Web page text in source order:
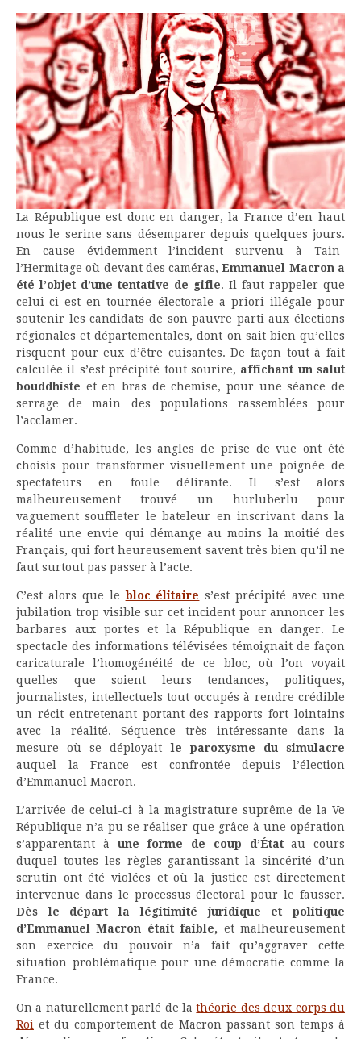
La République est donc en danger, la France d’en haut
nous le serine sans désemparer depuis quelques jours.
En cause évidemment l’incident survenu à Tain-
l’Hermitage où devant des caméras,Emmanuel Macron a
été l’objet d’une tentative de gifle. Il faut rappeler que
celui-ci est en tournée électorale a priori illégale pour
soutenir les candidats de son pauvre parti aux élections
régionales et départementales, dont on sait bien qu’elles
risquent pour eux d’être cuisantes. De façon tout à fait
calculée il s’est précipité tout sourire, affichant un salut
bouddhiste et en bras de chemise, pour une séance de
serrage de main des populations rassemblées pour
l’acclamer.
Comme d’habitude, les angles de prise de vue ont été
choisis pour transformer visuellement une poignée de
spectateurs en foule délirante. Il s’est alors
malheureusement trouvé un hurluberlu pour
vaguement souffleter le bateleur en inscrivant dans la
réalité une envie qui démange au moins la moitié des
Français, qui fort heureusement savent très bien qu’il ne
faut surtout pas passer à l’acte.
C’est alors que lebloc élitaire s’est précipité avec une
jubilation trop visible sur cet incident pour annoncer les
barbares aux portes et la République en danger. Le
spectacle des informations télévisées témoignait de façon
caricaturale l’homogénéité de ce bloc, où l’on voyait
quelles que soient leurs tendances, politiques,
journalistes, intellectuels tout occupés à rendre crédible
un récit entretenant portant des rapports fort lointains
avec la réalité. Séquence très intéressante dans la
mesure où se déployaitle paroxysme du simulacre
auquel la France est confrontée depuis l’élection
d’Emmanuel Macron.
L’arrivée de celui-ci à la magistrature suprême de la Ve
République n’a pu se réaliser que grâce à une opération
s’apparentant à une forme de coup d’Étatau cours
duquel toutes les règles garantissant la sincérité d’un
scrutin ont été violées et où la justice est directement
intervenue dans le processus électoral pour le fausser.
Dès le départ la légitimité juridique et politique
d’Emmanuel Macron était faible, et malheureusement
son exercice du pouvoir n’a fait qu’aggraver cette
situation problématique pour une démocratie comme la
France.
On a naturellement parlé de lathéorie des deux corps du
Roi et du comportement de Macron passant son temps à